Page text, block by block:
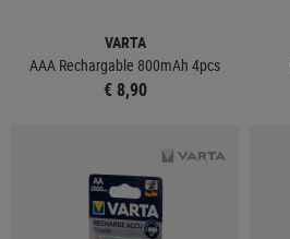
VARTA
AAA Rechargable 800mAh 4pcs
€ 8,90